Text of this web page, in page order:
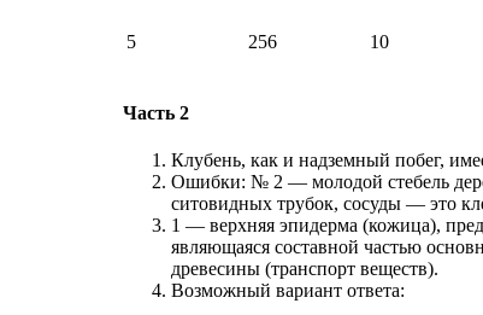
5 256 10
Часть 2
Клубень, как и надземный побег,
Ошибки: № 2 — молодой стебель
ситовидных трубок, сосуды — это
1 — верхняя эпидерма (кожица),
являющаяся составной частью
древесины (транспорт веществ).
Возможный вариант ответа: